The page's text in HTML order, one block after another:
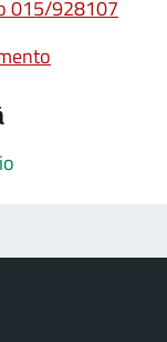
015/928107